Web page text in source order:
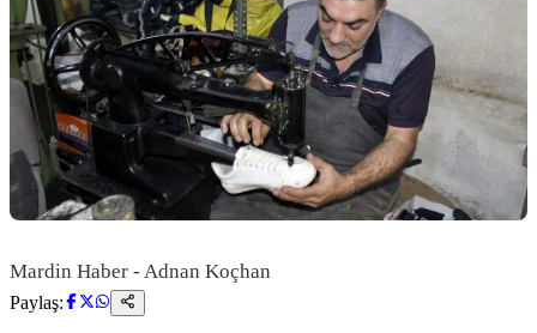
Mardin Haber - Adnan Koçhan
Paylaş: